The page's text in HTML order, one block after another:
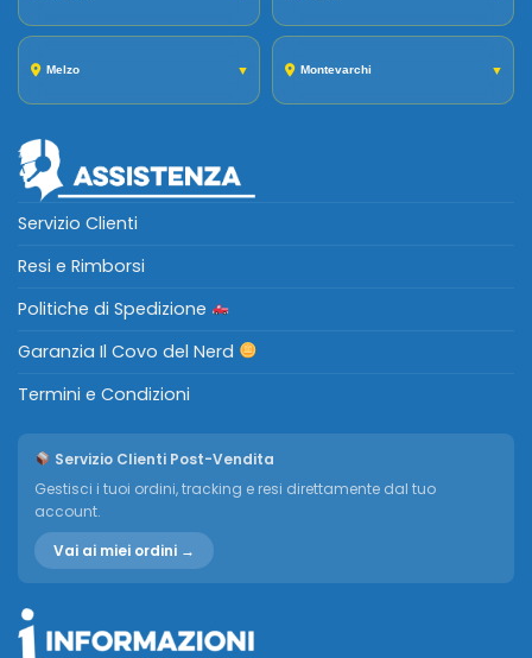
Melzo ▼ Montevarchi ▼
Servizio Clienti
Resi e Rimborsi
Politiche di Spedizione
Garanzia Il Covo del Nerd
Termini e Condizioni
Servizio Clienti Post-Vendita
Gestisci i tuoi ordini, tracking e resi direttamente dal tuo
account.
Vai ai miei ordini →